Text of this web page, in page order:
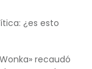
¿es esto
recaudó